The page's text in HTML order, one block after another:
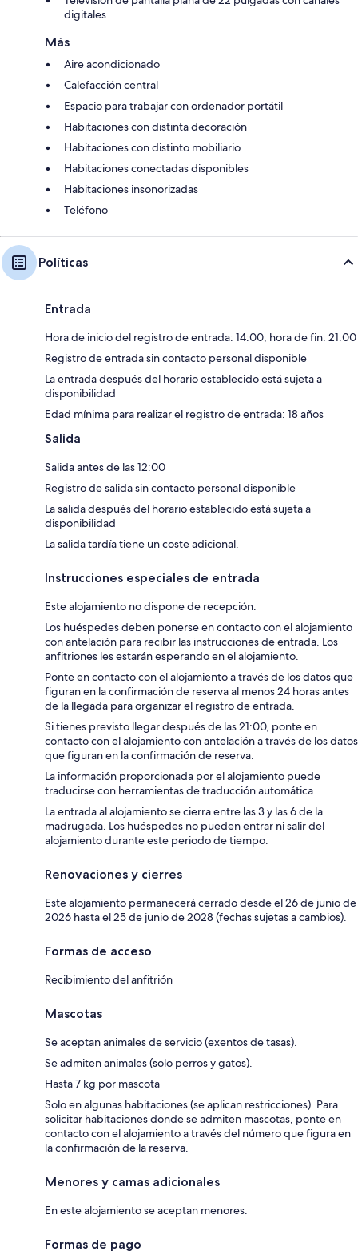
digitales
Más
Aire acondicionado
Calefacción central
Espacio para trabajar con ordenador portátil
Habitaciones con distinta decoración
Habitaciones con distinto mobiliario
Habitaciones conectadas disponibles
Habitaciones insonorizadas
Teléfono
Políticas
Entrada
Hora de inicio del registro de entrada: 14:00; hora de fin: 21:00
Registro de entrada sin contacto personal disponible
La entrada después del horario establecido está sujeta a
disponibilidad
Edad mínima para realizar el registro de entrada: 18 años
Salida
Salida antes de las 12:00
Registro de salida sin contacto personal disponible
La salida después del horario establecido está sujeta a
disponibilidad
La salida tardía tiene un coste adicional.
Instrucciones especiales de entrada
Este alojamiento no dispone de recepción.
Los huéspedes deben ponerse en contacto con el alojamiento
con antelación para recibir las instrucciones de entrada. Los
anfitriones les estarán esperando en el alojamiento.
Ponte en contacto con el alojamiento a través de los datos que
figuran en la confirmación de reserva al menos 24 horas antes
de la llegada para organizar el registro de entrada.
Si tienes previsto llegar después de las 21:00, ponte en
contacto con el alojamiento con antelación a través de los datos
que figuran en la confirmación de reserva.
La información proporcionada por el alojamiento puede
traducirse con herramientas de traducción automática
La entrada al alojamiento se cierra entre las 3 y las 6 de la
madrugada. Los huéspedes no pueden entrar ni salir del
alojamiento durante este periodo de tiempo.
Renovaciones y cierres
Este alojamiento permanecerá cerrado desde el 26 de junio de
2026 hasta el 25 de junio de 2028 (fechas sujetas a cambios).
Formas de acceso
Recibimiento del anfitrión
Mascotas
Se aceptan animales de servicio (exentos de tasas).
Se admiten animales (solo perros y gatos).
Hasta 7 kg por mascota
Solo en algunas habitaciones (se aplican restricciones). Para
solicitar habitaciones donde se admiten mascotas, ponte en
contacto con el alojamiento a través del número que figura en
la confirmación de la reserva.
Menores y camas adicionales
En este alojamiento se aceptan menores.
Formas de pago